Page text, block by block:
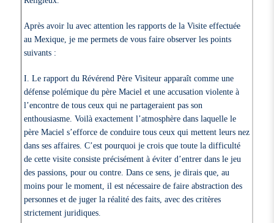
Après avoir lu avec attention les rapports de la Visite effectuée
au Mexique, je me permets de vous faire observer les points
suivants :
I. Le rapport du Révérend Père Visiteur apparaît comme une
défense polémique du père Maciel et une accusation violente à
l’encontre de tous ceux qui ne partageraient pas son
enthousiasme. Voilà exactement l’atmosphère dans laquelle le
père Maciel s’efforce de conduire tous ceux qui mettent leurs nez
dans ses affaires. C’est pourquoi je crois que toute la difficulté
de cette visite consiste précisément à éviter d’entrer dans le jeu
des passions, pour ou contre. Dans ce sens, je dirais que, au
moins pour le moment, il est nécessaire de faire abstraction des
personnes et de juger la réalité des faits, avec des critères
strictement juridiques.